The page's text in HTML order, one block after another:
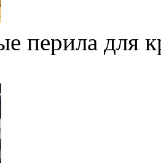
перила для